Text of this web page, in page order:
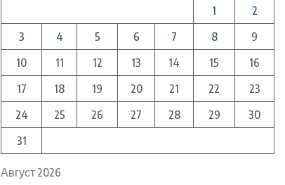
Август 2026
1
2
3
4 5 6 7 8
9
10
11 12 13 14 15
16
17
18 19 20 21 22
23
24
25 26 27 28 29
30
31